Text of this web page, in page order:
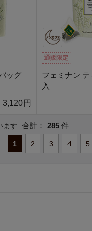
ッグ
3,120円
通販限定
フェミナン
入
ます 合計： 285 件
1 2 3 4 5